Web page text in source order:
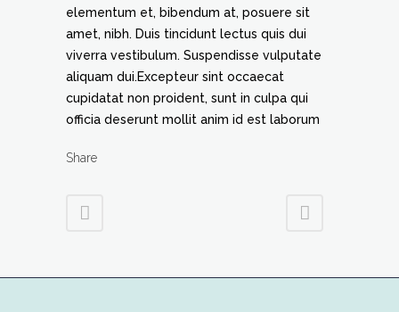
elementum et, bibendum at, posuere sit
amet, nibh. Duis tincidunt lectus quis dui
viverra vestibulum. Suspendisse vulputate
aliquam dui.Excepteur sint occaecat
cupidatat non proident, sunt in culpa qui
officia deserunt mollit anim id est laborum
Share